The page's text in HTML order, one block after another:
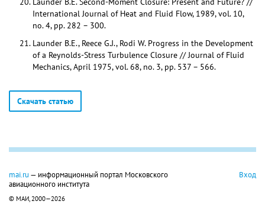
International Journal of Heat and Fluid Flow, 1989, vol. 10,
no. 4, pp. 282 – 300.
Launder B.E., Reece G.J., Rodi W. Progress in the Development
of a Reynolds-Stress Turbulence Closure // Journal of Fluid
Mechanics, April 1975, vol. 68, no. 3, pp. 537 – 566.
Скачать статью
mai.ru — информационный портал Московского
авиационного института
© МАИ, 2000—2026
Вход